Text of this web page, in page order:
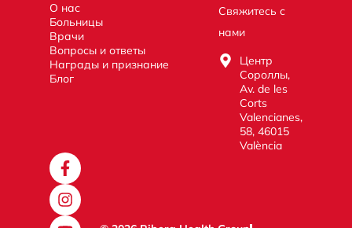
О нас
Больницы
Врачи
Вопросы и ответы
Награды и признание
Блог
Свяжитесь с
нами
Центр
Сороллы,
Av. de les
Corts
Valencianes,
58, 46015
València